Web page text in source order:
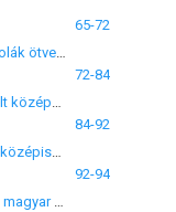
65-72
72-84
84-92
92-94